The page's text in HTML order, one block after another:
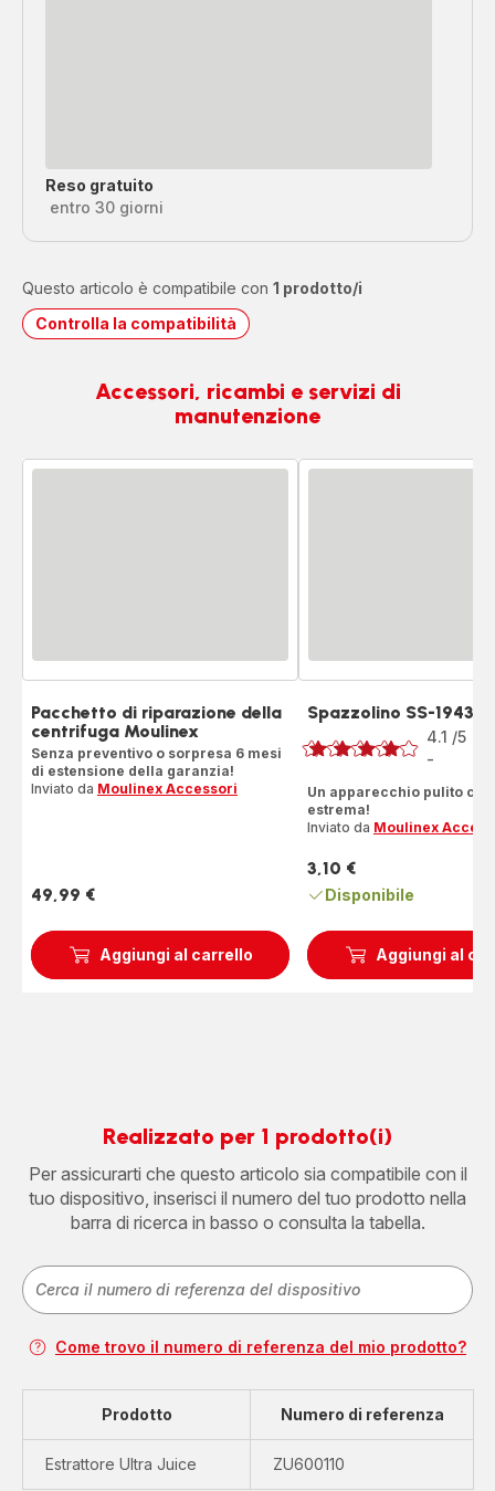
Reso gratuito
entro 30 giorni
Questo articolo è compatibile con 1 prodotto/i
Controlla la compatibilità
Accessori, ricambi e servizi di
manutenzione
Aggiungi al carrello
Pacchetto di riparazione della
centrifuga Moulinex
Senza preventivo o sorpresa 6 mesi
di estensione della garanzia!
Inviato da Moulinex Accessori
Prezzo
49,99 €
Aggiungi al
Spazzolino SS-194369
Voto
4.1 /5
-
Un apparecchio pulito
estrema!
Inviato da Moulinex
Prezzo
3,10 €
Disponibile
Realizzato per 1 prodotto(i)
Per assicurarti che questo articolo sia compatibile con il
tuo dispositivo, inserisci il numero del tuo prodotto nella
barra di ricerca in basso o consulta la tabella.
Come trovo il numero di referenza del mio prodotto?
Prodotto Numero di referenza
Estrattore Ultra Juice ZU600110